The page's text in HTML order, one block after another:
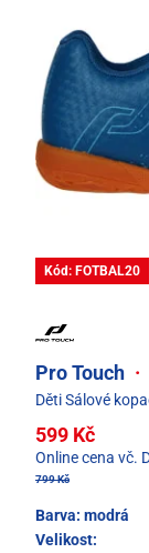
Kód: FOTBAL20
Pro Touch ·
Děti Sálové
599 Kč
Online cena vč.
799 Kč
Barva: modrá
Velikost: